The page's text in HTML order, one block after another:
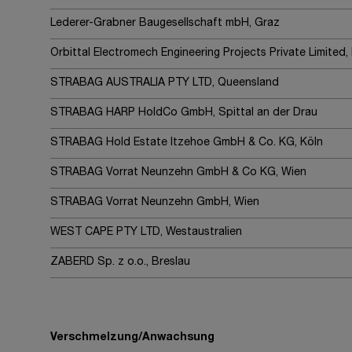
Lederer-Grabner Baugesellschaft mbH, Graz
Orbittal Electromech Engineering Projects Private Limited,
STRABAG AUSTRALIA PTY LTD, Queensland
STRABAG HARP HoldCo GmbH, Spittal an der Drau
STRABAG Hold Estate Itzehoe GmbH & Co. KG, Köln
STRABAG Vorrat Neunzehn GmbH & Co KG, Wien
STRABAG Vorrat Neunzehn GmbH, Wien
WEST CAPE PTY LTD, Westaustralien
ZABERD Sp. z o.o., Breslau
Verschmelzung/Anwachsung